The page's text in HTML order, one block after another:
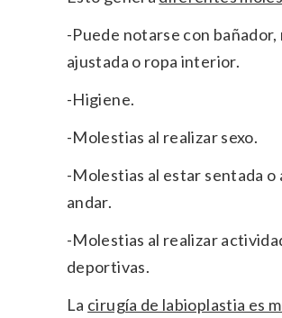
-Puede notarse con bañador,
ajustada o ropa interior.
-Higiene.
-Molestias al realizar sexo.
-Molestias al estar sentada o
andar.
-Molestias al realizar
deportivas.
La cirugía de labioplastia es